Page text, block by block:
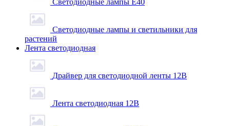
Светодиодные лампы Е40
Светодиодные лампы и светильники для
растений
Лента светодиодная
Драйвер для светодиодной ленты 12В
Лента светодиодная 12В